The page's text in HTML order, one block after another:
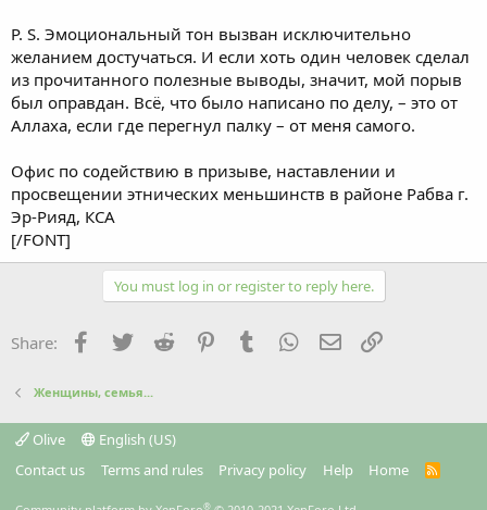
P. S. Эмоциональный тон вызван исключительно
желанием достучаться. И если хоть один человек сделал
из прочитанного полезные выводы, значит, мой порыв
был оправдан. Всё, что было написано по делу, – это от
Аллаха, если где перегнул палку – от меня самого.
Офис по содействию в призыве, наставлении и
просвещении этнических меньшинств в районе Рабва г.
Эр-Рияд, КСА
[/FONT]
You must log in or register to reply here.
Share: Facebook
Twitter Reddit PinterestTumblr WhatsApp
Email
Женщины, семья...
Olive
English (US)
Contact us
Terms and rules Privacy policy Help Home
R
®